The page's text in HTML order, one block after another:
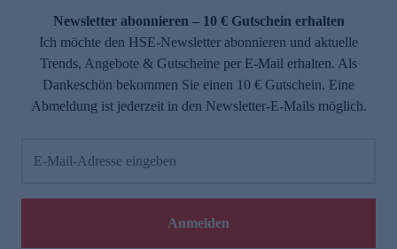
Newsletter abonnieren – 10 € Gutschein erhalten
Ich möchte den HSE-Newsletter abonnieren und aktuelle
Trends, Angebote & Gutscheine per E-Mail erhalten. Als
Dankeschön bekommen Sie einen 10 € Gutschein. Eine
Abmeldung ist jederzeit in den Newsletter-E-Mails möglich.
E-Mail-Adresse eingeben
Anmelden